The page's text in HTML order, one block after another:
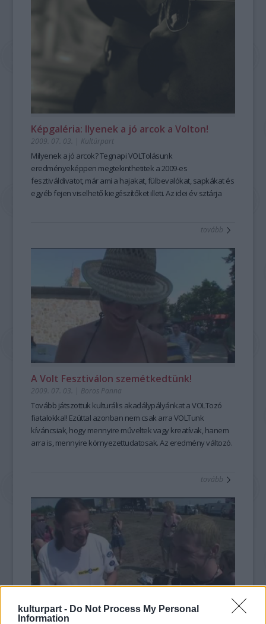
kulturpart - Do Not Process My Personal
Information
Képgaléria: Ilyenek a jó arcok a Volton!
2009. 07. 03. | Kultúrpart
Milyenek a jó arcok? Tegnapi VOLTolásunk
eredményeképpen megtekinthetitek a 2009-es
fesztiváldivatot, már ami a hajakat, fülbevalókat, sapkákat és
egyéb fejen viselhető kiegészítőket illeti. Az idei év sztárja
tovább
A Volt Fesztiválon szemétkedtünk!
2009. 07. 03. | Boros Panna
Tovább játszottuk kulturális akadálypályánkat a VOLTozó
fiatalokkal! Ezúttal azonban nem csak arra VOLTunk
kíváncsiak, hogy mennyire műveltek vagy kreatívak, hanem
arra is, mennyire környezettudatosak. Az eredmény változó.
aktivisták vallomásaiból azért az is kiderült, a megvalósítás
tovább